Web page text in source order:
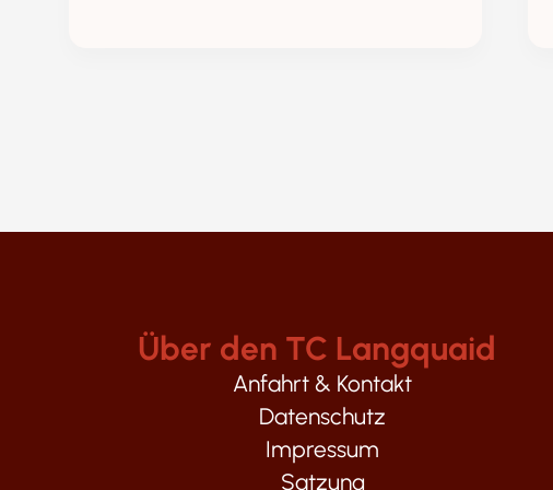
Über den TC Langquaid
Anfahrt & Kontakt
Datenschutz
Impressum
Satzung